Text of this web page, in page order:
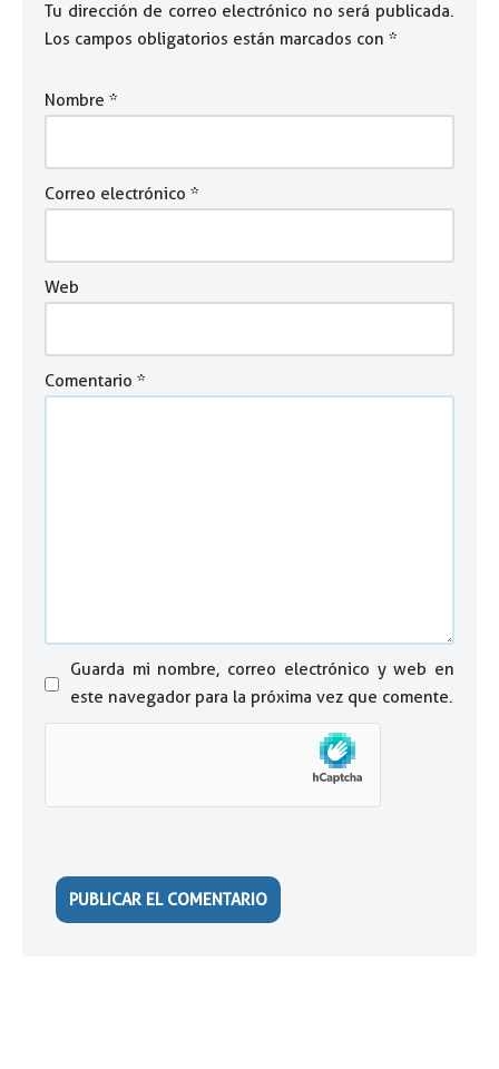
Tu dirección de correo electrónico no será publicada.
Los campos obligatorios están marcados con *
Nombre *
Correo electrónico *
Web
Comentario *
Guarda mi nombre, correo electrónico y web en
este navegador para la próxima vez que comente.